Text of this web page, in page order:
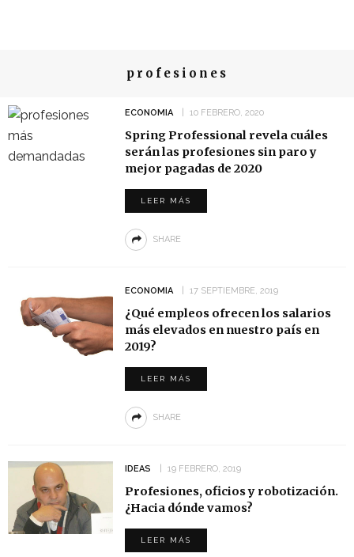
profesiones
ECONOMIA 10 FEBRERO, 2020
Spring Professional revela cuáles
serán las profesiones sin paro y
mejor pagadas de 2020
LEER MÁS
SHARE
ECONOMIA 17 SEPTIEMBRE, 2019
¿Qué empleos ofrecen los salarios
más elevados en nuestro país en
2019?
LEER MÁS
SHARE
IDEAS 19 FEBRERO, 2019
Profesiones, oficios y robotización.
¿Hacia dónde vamos?
LEER MÁS